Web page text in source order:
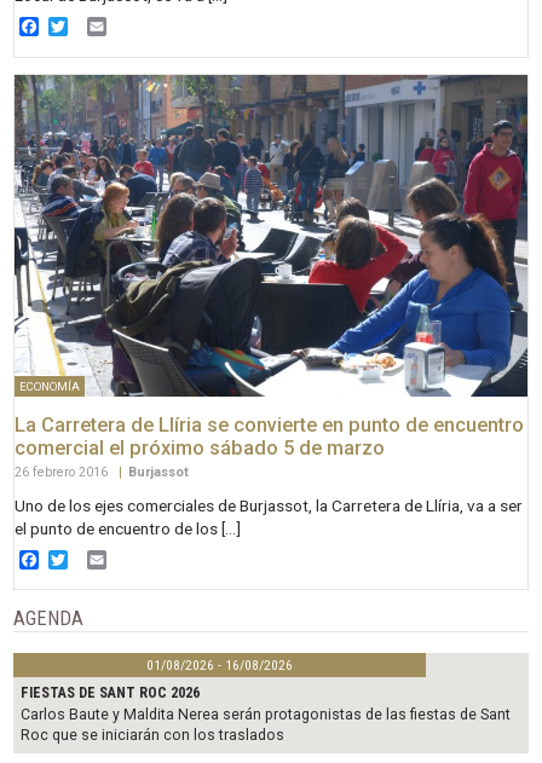
Facebook
Twitter
ECONOMÍA
La Carretera de Llíria se convierte en punto de encuentro
comercial el próximo sábado 5 de marzo
26 febrero 2016 Burjassot
Uno de los ejes comerciales de Burjassot, la Carretera de Llíria, va a ser
el punto de encuentro de los […]
Facebook
Twitter
AGENDA
01/08/2026 - 16/08/2026
FIESTAS DE SANT ROC 2026
Carlos Baute y Maldita Nerea serán protagonistas de las fiestas de Sant
Roc que se iniciarán con los traslados